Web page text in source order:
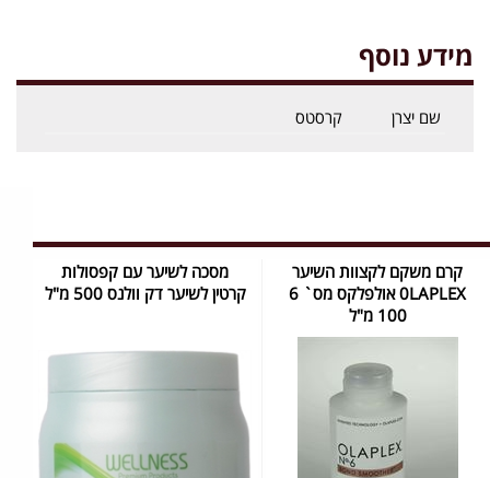
מידע נוסף
שם יצרן קרסטס
קרם משקם לקצוות השיער
0LAPLEX אולפלקס מס` 6
100 מ"ל
מסכה לשיער עם קפסולות
קרטין לשיער דק וולנס 500 מ"ל